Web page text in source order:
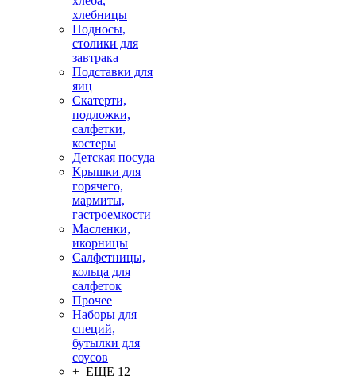
хлебницы
Подносы,
столики для
завтрака
Подставки для
яиц
Скатерти,
подложки,
салфетки,
костеры
Детская посуда
Крышки для
горячего,
мармиты,
гастроемкости
Масленки,
икорницы
Салфетницы,
кольца для
салфеток
Прочее
Наборы для
специй,
бутылки для
соусов
+ ЕЩЕ 12